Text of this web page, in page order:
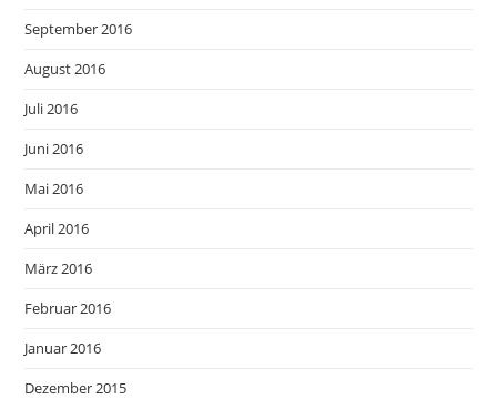
September 2016
August 2016
Juli 2016
Juni 2016
Mai 2016
April 2016
März 2016
Februar 2016
Januar 2016
Dezember 2015